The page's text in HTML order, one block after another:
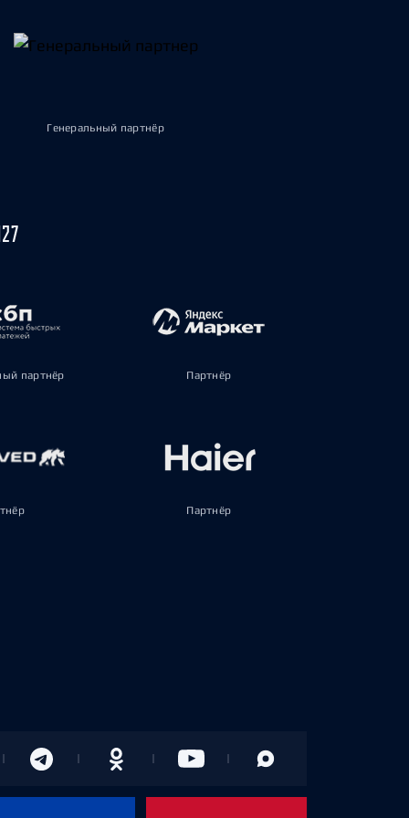
Генеральный партнёр
партнёр Партнёр
Партнёр